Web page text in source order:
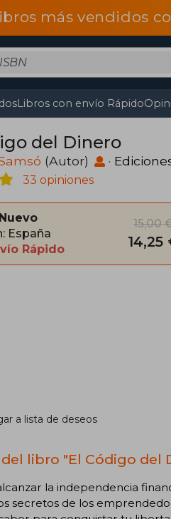
más vendidos
Libros con envío Rápido
del Dinero
(Autor) ·
33 opiniones
España
Rápido
15,00
14,25
a lista de deseos
del libro "El Código del
la independencia
secretos de los